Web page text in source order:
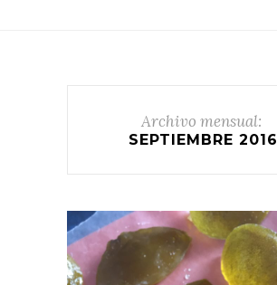
Archivo mensual:
SEPTIEMBRE 2016